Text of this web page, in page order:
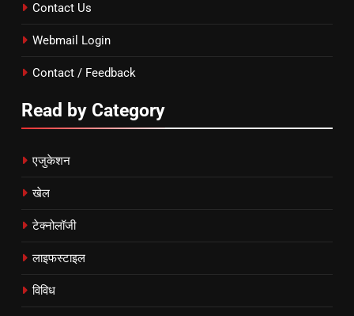
Contact Us
Webmail Login
Contact / Feedback
Read by Category
एजुकेशन
खेल
टेक्नोलॉजी
लाइफस्टाइल
विविध